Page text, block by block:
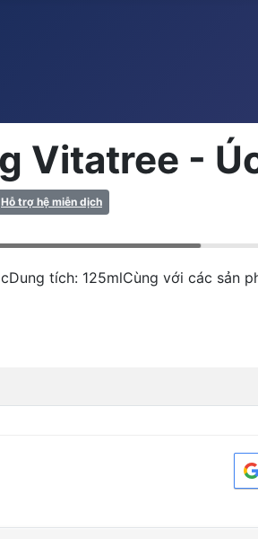
Vitatree -
Hỗ trợ hệ miễn dịch
tích: 125mlCùng với các